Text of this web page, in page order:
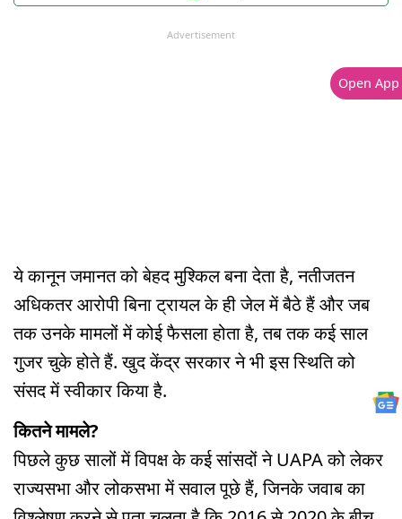
Advertisement
ये कानून जमानत को बेहद मुश्किल बना देता है, नतीजतन
अधिकतर आरोपी बिना ट्रायल के ही जेल में बैठे हैं और जब
तक उनके मामलों में कोई फैसला होता है, तब तक कई साल
गुजर चुके होते हैं. खुद केंद्र सरकार ने भी इस स्थिति को
संसद में स्वीकार किया है.
कितने मामले?
पिछले कुछ सालों में विपक्ष के कई सांसदों ने UAPA को लेकर
राज्यसभा और लोकसभा में सवाल पूछे हैं, जिनके जवाब का
Open App